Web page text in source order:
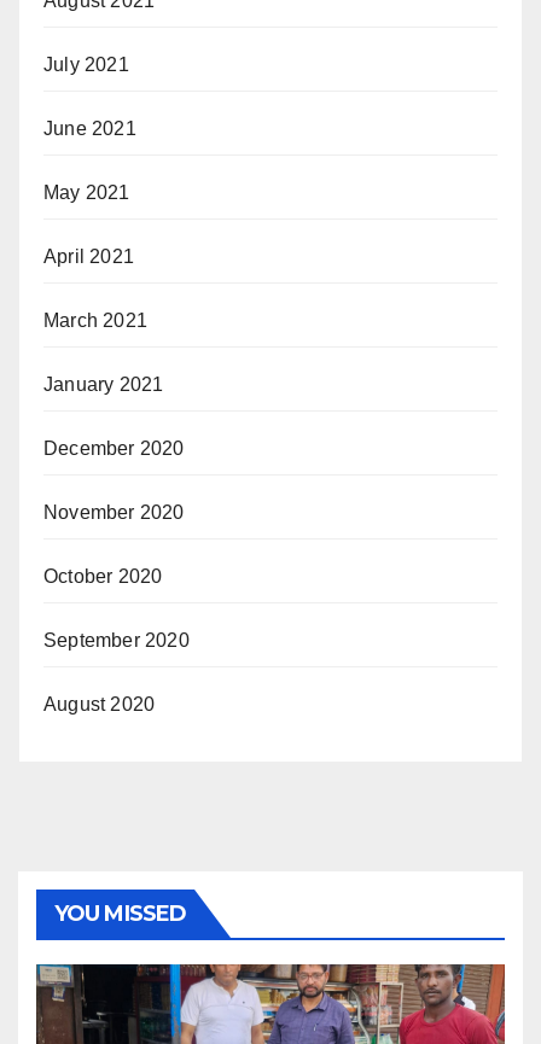
July 2021
June 2021
May 2021
April 2021
March 2021
January 2021
December 2020
November 2020
October 2020
September 2020
August 2020
YOU MISSED